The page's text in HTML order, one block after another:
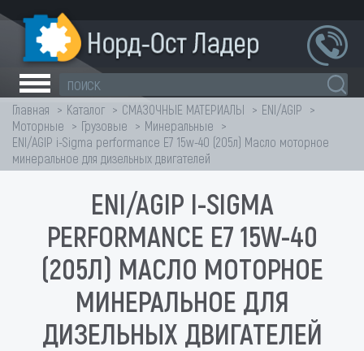
Главная Каталог СМАЗОЧНЫЕ МАТЕРИАЛЫ
ENI/AGIP
Моторные
Грузовые
Минеральные
ENI/AGIP i-Sigma performance E7 15w-40 (205л) Масло моторное
минеральное для дизельных двигателей
ENI/AGIP I-SIGMA
PERFORMANCE E7 15W-40
(205Л) МАСЛО МОТОРНОЕ
МИНЕРАЛЬНОЕ ДЛЯ
ДИЗЕЛЬНЫХ ДВИГАТЕЛЕЙ